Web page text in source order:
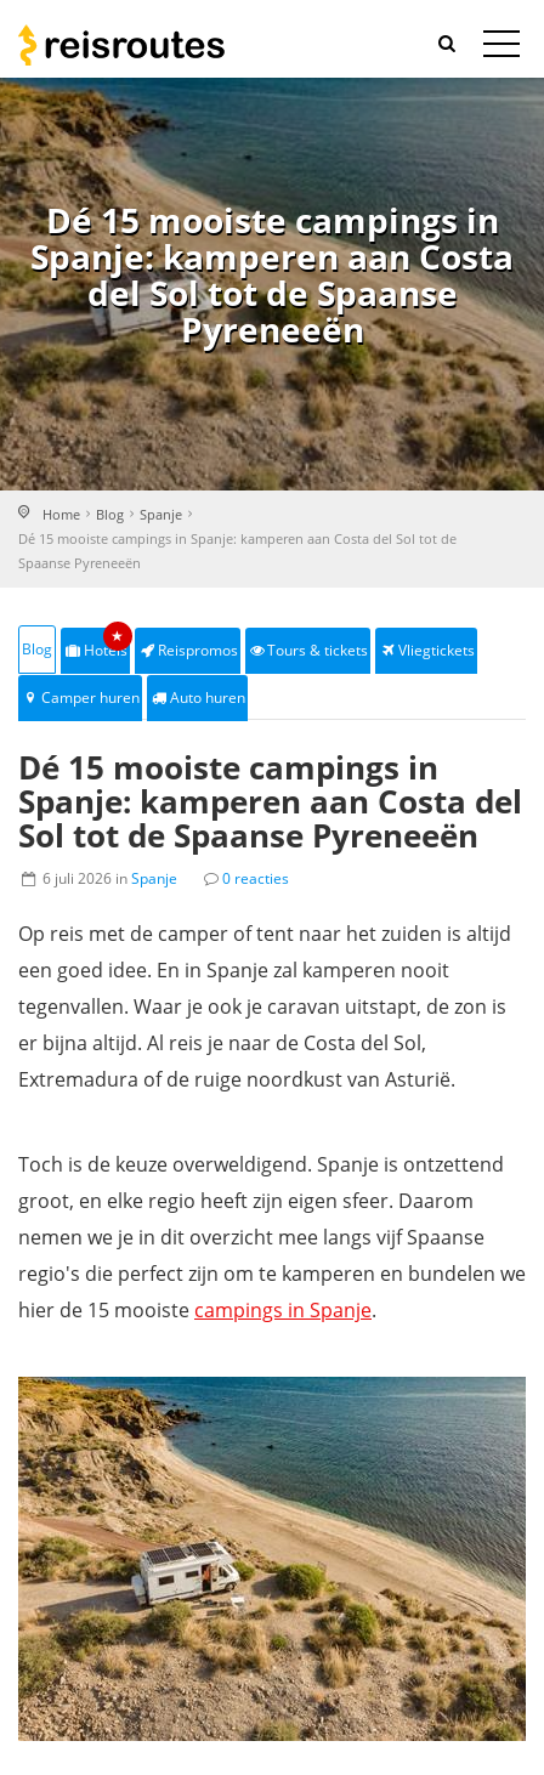
Dé 15 mooiste campings in
Spanje: kamperen aan Costa
del Sol tot de Spaanse
Pyreneeën
Home Blog
Spanje
Dé 15 mooiste campings in Spanje: kamperen aan Costa del Sol tot de
Spaanse Pyreneeën
Blog Hotels
★
Reispromos Tours & tickets Vliegtickets
Camper huren Auto huren
Dé 15 mooiste campings in
Spanje: kamperen aan Costa del
Sol tot de Spaanse Pyreneeën
6 juli 2026 inSpanje 0 reacties
Op reis met de camper of tent naar het zuiden is altijd
een goed idee. En in Spanje zal kamperen nooit
tegenvallen. Waar je ook je caravan uitstapt, de zon is
er bijna altijd. Al reis je naar de Costa del Sol,
Extremadura of de ruige noordkust van Asturië.
Toch is de keuze overweldigend. Spanje is ontzettend
groot, en elke regio heeft zijn eigen sfeer. Daarom
nemen we je in dit overzicht mee langs vijf Spaanse
regio's die perfect zijn om te kamperen en bundelen we
hier de 15 mooiste campings in Spanje.